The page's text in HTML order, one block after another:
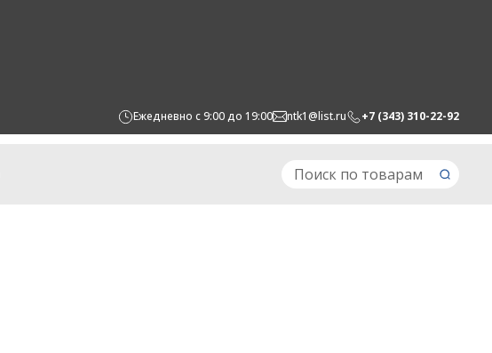
Ежедневно с 9:00 до 19:00 ntk1@list.ru +7 (343) 310-22-92